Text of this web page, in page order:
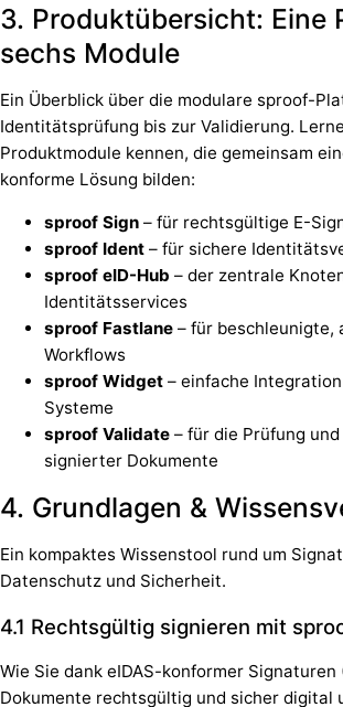
3. Produktübersicht: Eine
sechs Module
Ein Überblick über die modulare sproof-
Identitätsprüfung bis zur Validierung.
Produktmodule kennen, die gemeinsam
konforme Lösung bilden:
sproof Sign – für rechtsgültige E-
sproof Ident – für sichere
sproof eID-Hub – der zentrale
Identitätsservices
sproof Fastlane – für beschleunigte,
Workflows
sproof Widget – einfache
Systeme
sproof Validate – für die Prüfung
signierter Dokumente
4. Grundlagen &
Ein kompaktes Wissenstool rund um
Datenschutz und Sicherheit.
4.1 Rechtsgültig signieren mit
Wie Sie dank eIDAS-konformer Signaturen
Dokumente rechtsgültig und sicher digital